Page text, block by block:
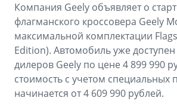
PREFACE
от 3 079 990 ₽*
GEELY
от 3 769
Страхование
GEELY Лизинг
Сервисная книжка
Вопросы и ответы
Компания Geely объявляет о
флагманского кроссовера Geely
максимальной комплектации
Edition). Автомобиль уже
дилеров Geely по цене 4 899 990
стоимость с учетом специальных
начинается от 4 609 990 рублей.